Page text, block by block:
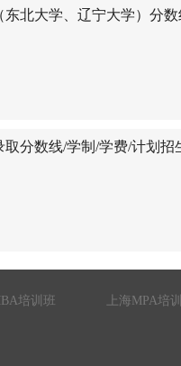
东北大学、辽宁大学）分
取分数线/学制/学费/计划招
培训班 上海MPA培